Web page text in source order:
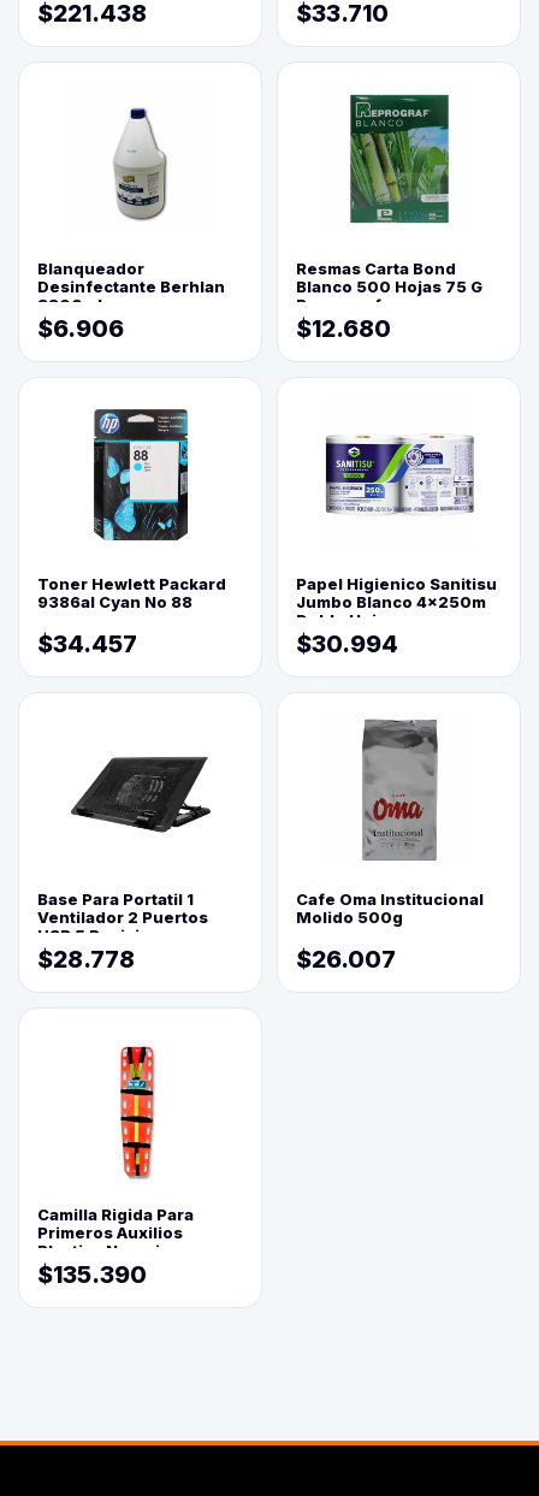
$221.438 $33.710
Blanqueador
Desinfectante Berhlan
3800ml
$6.906
Resmas Carta Bond
Blanco 500 Hojas 75 G
Reprograf.
$12.680
Toner Hewlett Packard
9386al Cyan No 88
$34.457
Papel Higienico Sanitisu
Jumbo Blanco 4x250m
Doble Hoja
$30.994
Base Para Portatil 1
Ventilador 2 Puertos
USB 5 Posiciones
$28.778
Cafe Oma Institucional
Molido 500g
$26.007
Camilla Rigida Para
Primeros Auxilios
Plastica Naranja
$135.390